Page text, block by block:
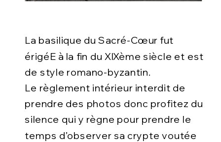
La basilique du Sacré-Cœur fut
érigéE à la fin du XIXème siècle et est
de style romano-byzantin.
Le règlement intérieur interdit de
prendre des photos donc profitez du
silence qui y règne pour prendre le
temps d’observer sa crypte voutée